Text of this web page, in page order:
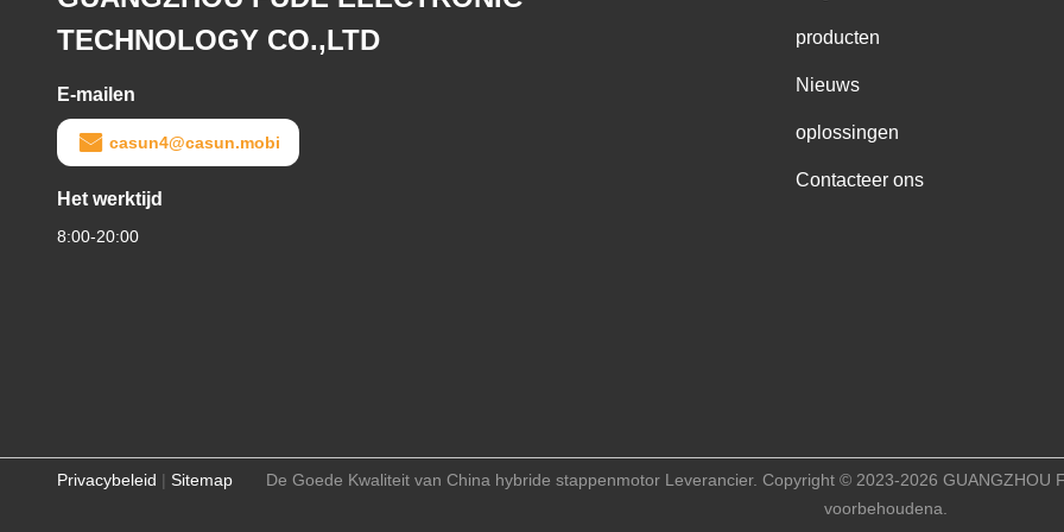
TECHNOLOGY CO.,LTD
E-mailen
casun4@casun.mobi
Het werktijd
8:00-20:00
producten
Nieuws
oplossingen
Contacteer ons
Privacybeleid | Sitemap
De Goede Kwaliteit van China hybride stappenmotor Leverancier. Copyright © 2023-2026 GUANGZHOU
voorbehoudena.